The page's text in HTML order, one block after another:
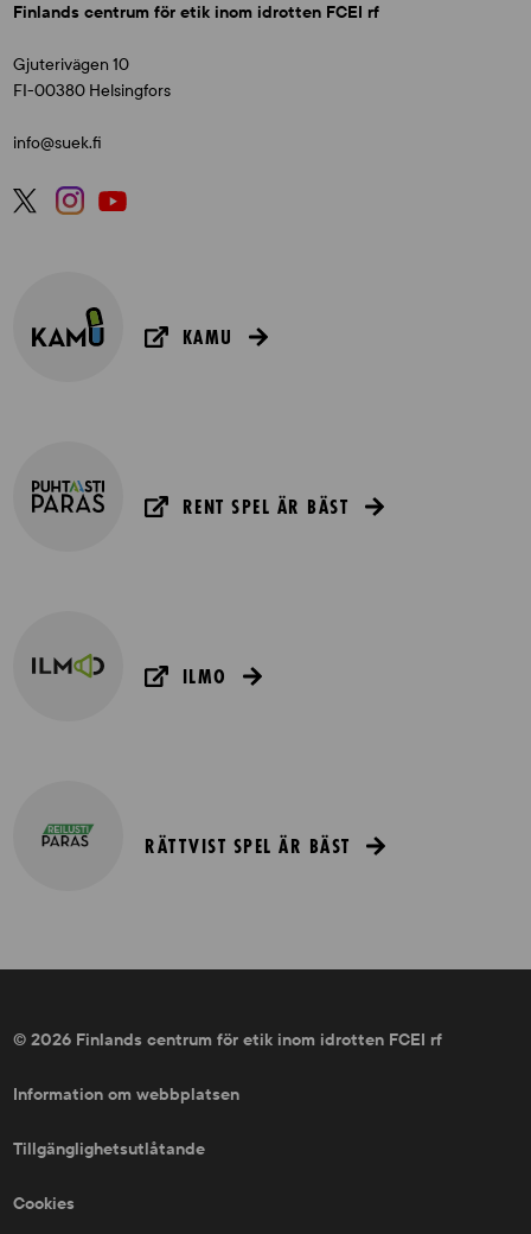
Finlands centrum för etik inom idrotten FCEI rf
Gjuterivägen 10
FI-00380 Helsingfors
info@suek.fi
KAMU
RENT SPEL ÄR BÄST
ILMO
RÄTTVIST SPEL ÄR BÄST
© 2026 Finlands centrum för etik inom idrotten FCEI rf
Information om webbplatsen
Tillgänglighetsutlåtande
Cookies